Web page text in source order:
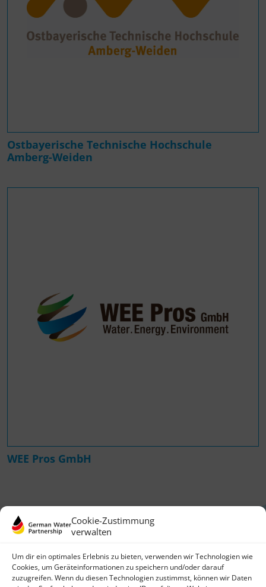
Cookie-Zustimmung
verwalten
Um dir ein optimales Erlebnis zu bieten, verwenden wir Technologien wie
Cookies, um Geräteinformationen zu speichern und/oder darauf
zuzugreifen. Wenn du diesen Technologien zustimmst, können wir Daten
Ostbayerische Technische Hochschule
Amberg-Weiden
WEE Pros GmbH
German Water Partnership e.V.